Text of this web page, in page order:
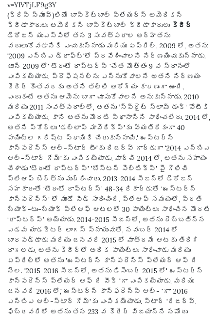
v=YlVTjLF9g3Y
(క్రిస్ స్మూవ్)లియో బాస్కెట్‌బాల్ ప్లేయర్స్ అమెరికన్
క్రీడాకారులు అమెరికన్ బాస్కెట్‌బాల్ క్రీడాకారులు కెరీర్
డెరోజన్ యుఎస్సిలో తన 3 సంవత్సరాల అర్హతను
వదులుకోవడానికి ఎంచుకున్నాడు మరియు ఏప్రిల్, 2009 లో, అతను
'2009 ఎన్బిఎ డ్రాఫ్ట్'లో ప్రవేశించాలని నిర్ణయించుకున్నాడు.
జూన్ 2009 లో' టొరంటో రాప్టర్స్ 'చేత మొత్తం 9 వ స్థానంలో
ఎంపికయ్యాడు. ప్రొఫెషనల్‌ను ఎన్నుకోవాలనే అతని నిర్ణయం
కెరీర్ కొంతవరకు అతని తల్లి ఆరోగ్యం కారణంగా ఉంది,
ఎందుకంటే అతను ఆమెను బాగా చూసుకోవాలని అనుకున్నాడు. 2010
మరియు 2011 సంవత్సరాల్లో, అతను ‘స్ప్రైట్ స్లామ్ డంక్’ పోటీకి
ఎంపికయ్యాడు, కాని అతను మొదటి స్థానాన్ని సాధించలేదు. 2014 లో,
అతని స్కోర్లు 'డల్లాస్ మావెరిక్స్'కు వ్యతిరేకంగా 40
పాయింట్ల గరిష్ట స్థాయికి చేరుకున్నాయి.' ఈస్టర్న్
కాన్ఫరెన్స్ ఆల్-స్టార్ టీం'కు రిజర్వ్ గార్డుగా '2014 ఎన్బిఎ
ఆల్-స్టార్ గేమ్'కు ఎంపికయ్యాడు. మార్చి 2014 లో, అతను సహాయం
చేశాడు 'టొరంటో రాప్టర్స్' 'బోస్టన్ సెల్టిక్స్' పై గెలిచి
ప్లేఆఫ్ బెర్త్‌ను ముద్రించారు. 2013-2014 సీజన్‌లో డెరోజన్
సహకారంతో ‘టొరంటో రాప్టర్స్’ 48-34 రికార్డుతో ‘ఈస్టర్న్
కాన్ఫరెన్స్’ లో మూడో సీడ్ సాధించింది. ప్లేఆఫ్ సమయంలో, ప్రతి
బ్యాక్-టు-బ్యాక్ ప్లేఆఫ్ ఆటలలో 30 పాయింట్లు సాధించిన మొదటి
‘రాప్టర్స్’ అయ్యాడు. 2014-2015 సీజన్లో, అతను దెబ్బతిన్న
ఎడమ యాడక్టర్ లాంగస్ స్నాయువుతో, నవంబర్ 2014 లో
బాధపడ్డాడు మరియు జనవరి 2015 లో మాత్రమే ఆటకు తిరిగి
రాగలడు. అతను కెరీర్లో అధిక పాయింట్లు సాధించాడు మరియు
ఏప్రిల్‌లో అతను 'ఈస్టర్న్ కాన్ఫరెన్స్ ప్లేయర్ ఆఫ్ ది
నెల. '2015-2016 సీజన్లో, అతను డిసెంబర్ 2015 లో' ఈస్టర్న్
కాన్ఫరెన్స్ ప్లేయర్ ఆఫ్ ది వీక్ 'గా ఎంపికయ్యాడు, మరియు
జనవరి 2016 లో,' ఈస్టర్న్ కాన్ఫరెన్స్ ఆల్- 'గా' 2016
ఎన్బిఎ ఆల్-స్టార్ గేమ్'కు ఎంపికయ్యాడు. స్టార్ 'రిజర్వ్.
ఫిబ్రవరిలో అతను తన 233 వ కెరీర్ విజయాన్ని నమోదు